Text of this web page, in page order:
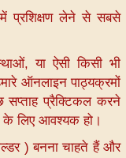
प्रशिक्षण लेने से सबसे
या ऐसी किसी भी
ऑनलाइन पाठ्यक्रमों
सप्ताह प्रैक्टिकल करने
के लिए आवश्यक हो।
) बनना चाहते हैं और